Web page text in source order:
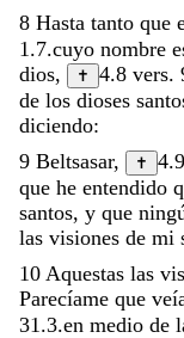
8 Hasta tanto que
1.7.cuyo nombre
dios, ✝ 4.8 vers.
de los dioses
diciendo:
9 Beltsasar, ✝ 4.9
que he entendido
santos, y que
las visiones de mi
10 Aquestas las
Parecíame que
31.3.en medio de